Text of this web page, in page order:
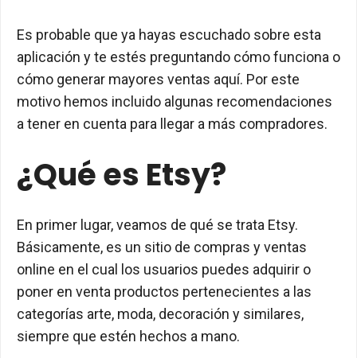
Es probable que ya hayas escuchado sobre esta
aplicación y te estés preguntando cómo funciona o
cómo generar mayores ventas aquí. Por este
motivo hemos incluido algunas recomendaciones
a tener en cuenta para llegar a más compradores.
¿Qué es Etsy?
En primer lugar, veamos de qué se trata Etsy.
Básicamente, es un sitio de compras y ventas
online en el cual los usuarios puedes adquirir o
poner en venta productos pertenecientes a las
categorías arte, moda, decoración y similares,
siempre que estén hechos a mano.